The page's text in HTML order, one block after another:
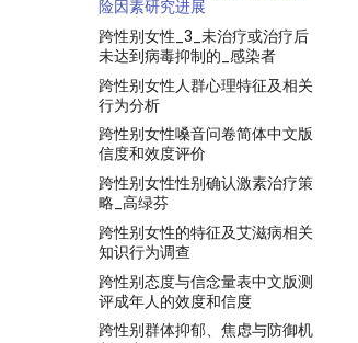
险因素研究进展
跨性别女性_3_未治疗或治疗后
未达到病毒抑制的_感染者
跨性别女性人群心理特征及相关
行为分析
跨性别女性嗓音问卷简体中文版
信度和效度评价
跨性别女性性别确认激素治疗策
略_高绿芬
跨性别女性的特征及艾滋病相关
知识行为调查
跨性别态度与信念量表中文版测
评成年人的效度和信度
跨性别群体抑郁、焦虑与防御机